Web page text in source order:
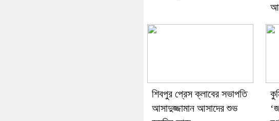
শিবপুর প্রেস ক্লাবের সভাপতি
আসাদুজ্জামান আসাদের শুভ